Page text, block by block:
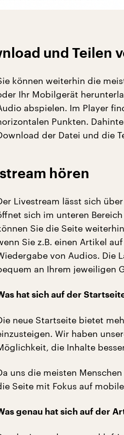
und Teilen
können weiterhin die
Ihr Mobilgerät
abspielen. Im Player
Punkten.
der Datei und die
hören
Livestream lässt sich
sich im unteren
Sie die Seite
Sie z.B. einen Artikel
von Audios. Die
an Ihrem jeweiligen
hat sich auf der
neue Startseite bietet
Wir haben
die Inhalte
uns die meisten
Seite mit Fokus auf
genau hat sich auf der